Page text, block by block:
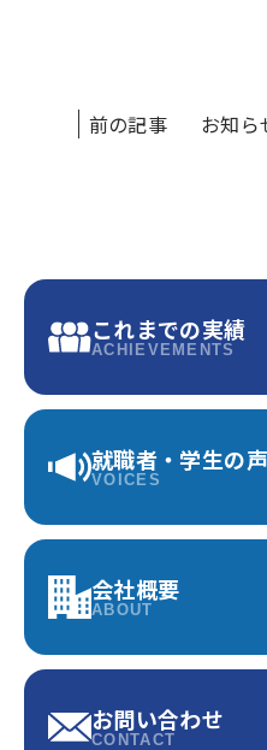
前の記事 お知ら
これまでの実績
ACHIEVEMENTS
就職者・学生の声
VOICES
会社概要
ABOUT
お問い合わせ
CONTACT